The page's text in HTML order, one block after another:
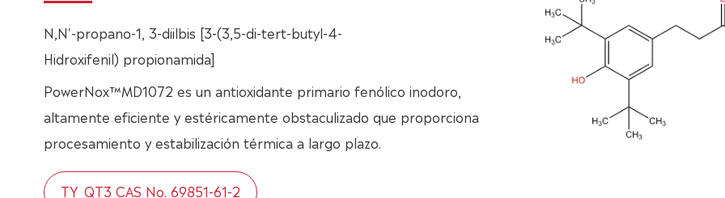
N,N'-propano-1, 3-diilbis [3-(3,5-di-tert-butyl-4-
Hidroxifenil) propionamida]
PowerNox™MD1072 es un antioxidante primario fenólico inodoro,
altamente eficiente y estéricamente obstaculizado que proporciona
procesamiento y estabilización térmica a largo plazo.
TY_QT3 CAS No. 69851-61-2